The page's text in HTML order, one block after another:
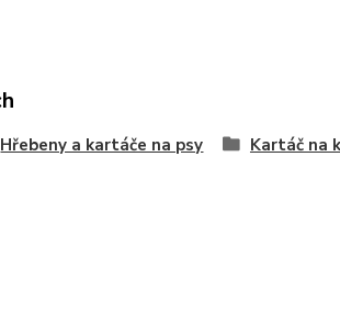
Hřebeny a kartáče na psy Kartáč na